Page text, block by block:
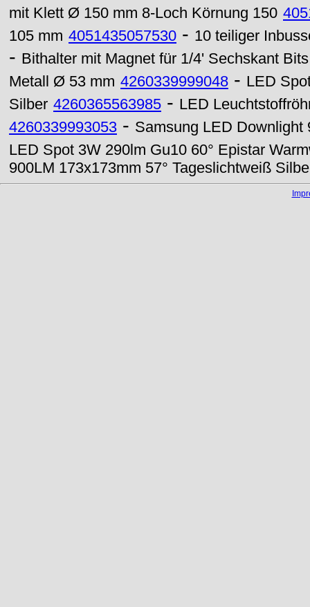
mit Klett Ø 150 mm 8-Loch Körnung 150
105 mm 4051435057530 - 10 teiliger
- Bithalter mit Magnet für 1/4' Sechskant
Metall Ø 53 mm 4260339999048 - LED
Silber 4260365563985 - LED
4260339993053 - Samsung LED
LED Spot 3W 290lm Gu10 60° Epistar
900LM 173x173mm 57° Tageslichtweiß